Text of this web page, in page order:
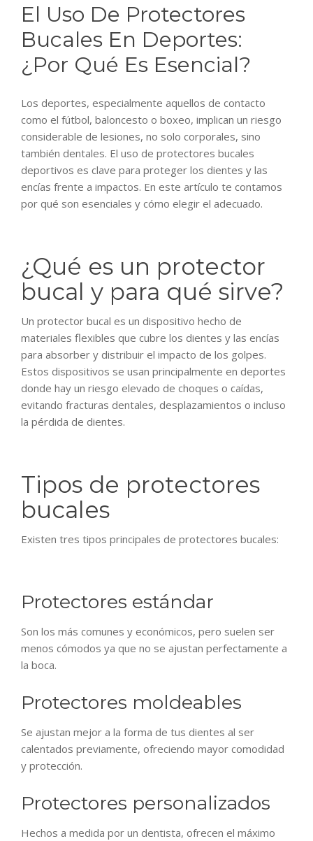
El Uso De Protectores
Bucales En Deportes:
¿por Qué Es Esencial?
Los deportes, especialmente aquellos de contacto
como el fútbol, baloncesto o boxeo, implican un riesgo
considerable de lesiones, no solo corporales, sino
también dentales. El uso de protectores bucales
deportivos es clave para proteger los dientes y las
encías frente a impactos. En este artículo te contamos
por qué son esenciales y cómo elegir el adecuado.
¿Qué es un protector
bucal y para qué sirve?
Un protector bucal es un dispositivo hecho de
materiales flexibles que cubre los dientes y las encías
para absorber y distribuir el impacto de los golpes.
Estos dispositivos se usan principalmente en deportes
donde hay un riesgo elevado de choques o caídas,
evitando fracturas dentales, desplazamientos o incluso
la pérdida de dientes.
Tipos de protectores
bucales
Existen tres tipos principales de protectores bucales:
Protectores estándar
Son los más comunes y económicos, pero suelen ser
menos cómodos ya que no se ajustan perfectamente a
la boca.
Protectores moldeables
Se ajustan mejor a la forma de tus dientes al ser
calentados previamente, ofreciendo mayor comodidad
y protección.
Protectores personalizados
Hechos a medida por un dentista, ofrecen el máximo